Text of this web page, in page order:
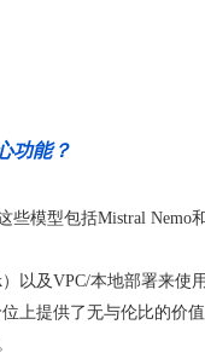
功能？
模型包括Mistral Nemo
以及VPC/本地部署来使
上提供了无与伦比的价值